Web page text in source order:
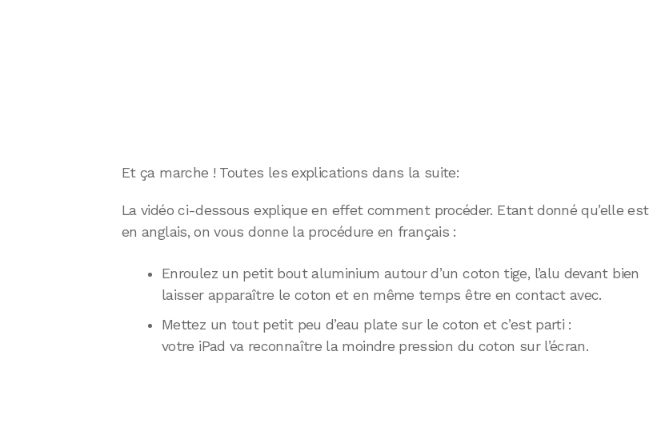
Et ça marche ! Toutes les explications dans la suite:
La vidéo ci-dessous explique en effet comment procéder. Etant donné qu’elle est
en anglais, on vous donne la procédure en français :
Enroulez un petit bout aluminium autour d’un coton tige, l’alu devant bien
laisser apparaître le coton et en même temps être en contact avec.
Mettez un tout petit peu d’eau plate sur le coton et c’est parti :
votre iPad va reconnaître la moindre pression du coton sur l’écran.